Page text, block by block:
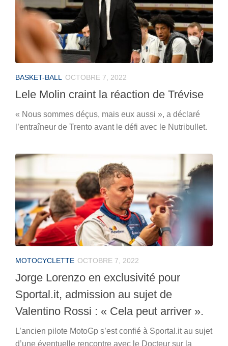
BASKET-BALL OCTOBRE 7, 2022
Lele Molin craint la réaction de Trévise
« Nous sommes déçus, mais eux aussi », a déclaré
l’entraîneur de Trento avant le défi avec le Nutribullet.
MOTOCYCLETTE OCTOBRE 7, 2022
Jorge Lorenzo en exclusivité pour
Sportal.it, admission au sujet de
Valentino Rossi : « Cela peut arriver ».
L’ancien pilote MotoGp s’est confié à Sportal.it au sujet
d’une éventuelle rencontre avec le Docteur sur la